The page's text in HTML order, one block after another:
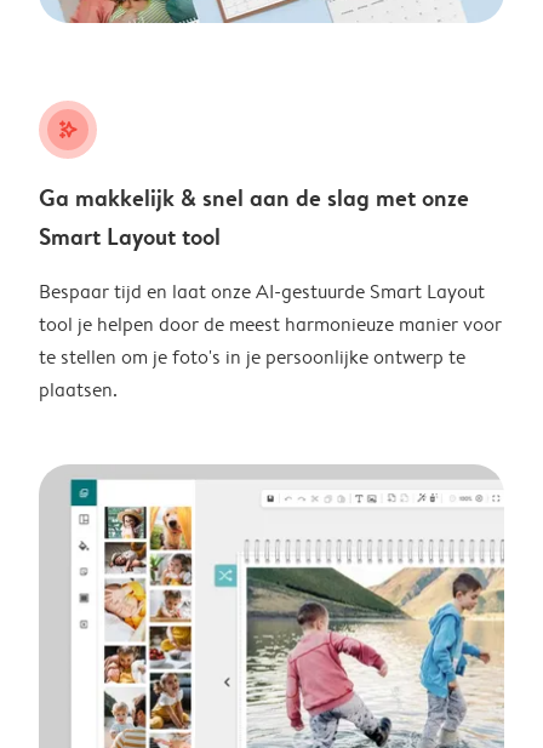
stars_plus
Ga makkelijk & snel aan de slag met onze
Smart Layout tool
Bespaar tijd en laat onze AI-gestuurde Smart Layout
tool je helpen door de meest harmonieuze manier voor
te stellen om je foto's in je persoonlijke ontwerp te
plaatsen.